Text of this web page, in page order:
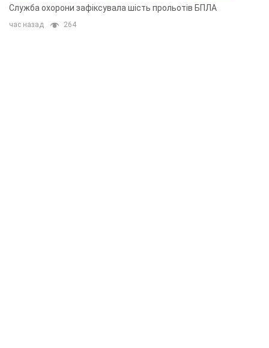
Служба охорони зафіксувала шість прольотів БПЛА
час назад 264